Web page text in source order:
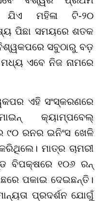
ଯିଏ ମହିଳା ଟି-୨୦
ପିଛା ସମୟରେ ଶତକ
ସବୁଠାରୁ ବଡ଼
ଏବେ ନିଜ ନାମରେ
ଏହି ସଂସ୍କରଣରେ
କ୍ୟାମ୍ପବେଲ୍
ରନର ଇନିଂସ ଖେଳି
ମାତ୍ର ଚାମରୀ
ବିପକ୍ଷରେ ୧୦୬ ରନ୍
ପକାଇ ଦେଇଛନ୍ତି।
ପ୍ରଦର୍ଶନ ଯୋଗୁଁ